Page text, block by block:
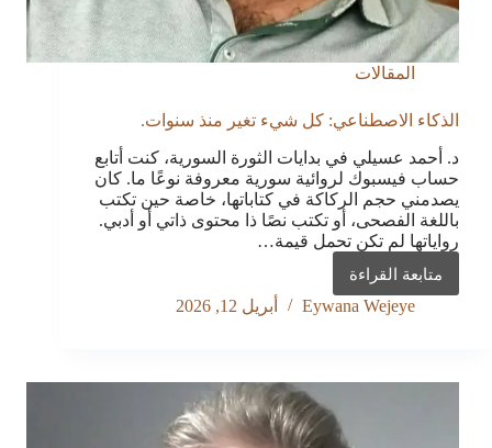
المقالات
الذكاء الاصطناعي: كل شيء تغير منذ سنوات.
د. أحمد عسيلي في بدايات الثورة السورية، كنت أتابع
حساب فيسبوك لروائية سورية معروفة نوعًا ما. كان
يصدمني حجم الركاكة في كتاباتها، خاصة حين تكتب
باللغة الفصحى، أو تكتب نصًا ذا محتوى ذاتي أو أدبي.
رواياتها لم تكن تحمل قيمة…
متابعة القراءة
الذكاء
الاصطناعي:
منذ
Eywana Wejeye أبريل 12, 2026